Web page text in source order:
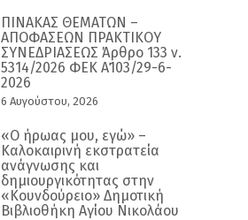
χρονοδιάγραμμα
ΠΙΝΑΚΑΣ ΘΕΜΑΤΩΝ –
ΑΠΟΦΑΣΕΩΝ ΠΡΑΚΤΙΚΟΥ
ΣΥΝΕΔΡΙΑΣΕΩΣ Άρθρο 133 ν.
5314/2026 ΦΕΚ Α΄103/29-6-
2026
6 Αυγούστου, 2026
«Ο ήρωας μου, εγώ» –
Καλοκαιρινή εκστρατεία
ανάγνωσης και
δημιουργικότητας στην
«Κουνδούρειο» Δημοτική
Βιβλιοθήκη Αγίου Νικολάου